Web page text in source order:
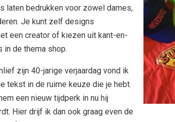
laten bedrukken voor zowel dames,
Je kunt zelf designs
een creator of kiezen uit kant-en-
in de thema shop.
zijn 40-jarige verjaardag vond ik
tekst in de ruime keuze die je hebt.
een nieuw tijdperk in nu hij
Hier drijf ik dan ook graag even de